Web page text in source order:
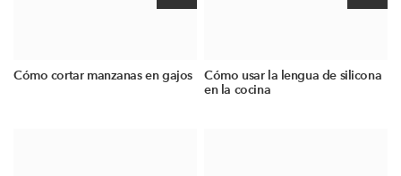
Cómo cortar manzanas en gajos
Cómo usar la lengua de silicona
en la cocina